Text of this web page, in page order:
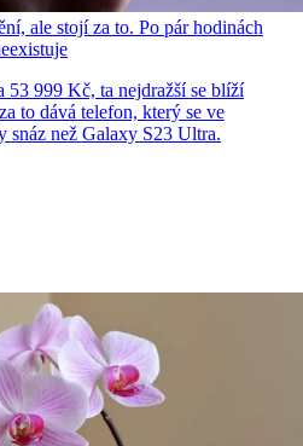
ale stojí za to. Po pár hodinách
53 999 Kč, ta nejdražší se blíží
to dává telefon, který se ve
snáz než Galaxy S23 Ultra.